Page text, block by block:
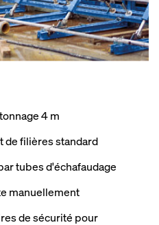
4 m
de filières standard
tubes d'échafaudage
manuellement
de sécurité pour